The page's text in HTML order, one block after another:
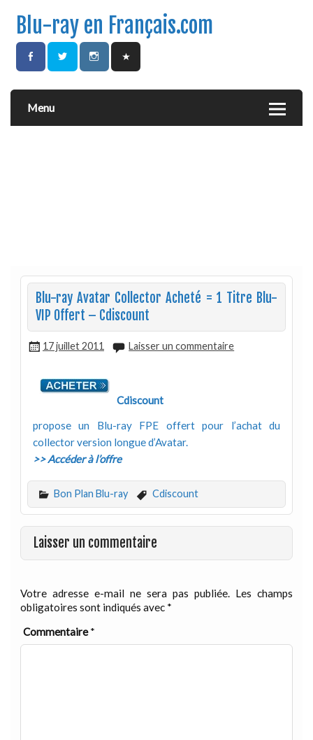
Blu-ray en Français.com
Menu
Blu-ray Avatar Collector Acheté = 1 Titre Blu-
VIP Offert – Cdiscount
17 juillet 2011 Laisser un commentaire
Cdiscount
propose un Blu-ray FPE offert pour l’achat du
collector version longue d’Avatar.
>> Accéder à l’offre
Bon Plan Blu-ray Cdiscount
Laisser un commentaire
Votre adresse e-mail ne sera pas publiée. Les champs
obligatoires sont indiqués avec *
Commentaire*